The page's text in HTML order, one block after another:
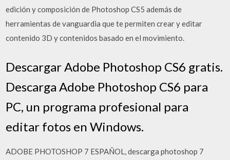
edición y composición de Photoshop CS5 además de
herramientas de vanguardia que te permiten crear y editar
contenido 3D y contenidos basado en el movimiento.
Descargar Adobe Photoshop CS6 gratis.
Descarga Adobe Photoshop CS6 para
PC, un programa profesional para
editar fotos en Windows.
ADOBE PHOTOSHOP 7 ESPAÑOL, descarga photoshop 7